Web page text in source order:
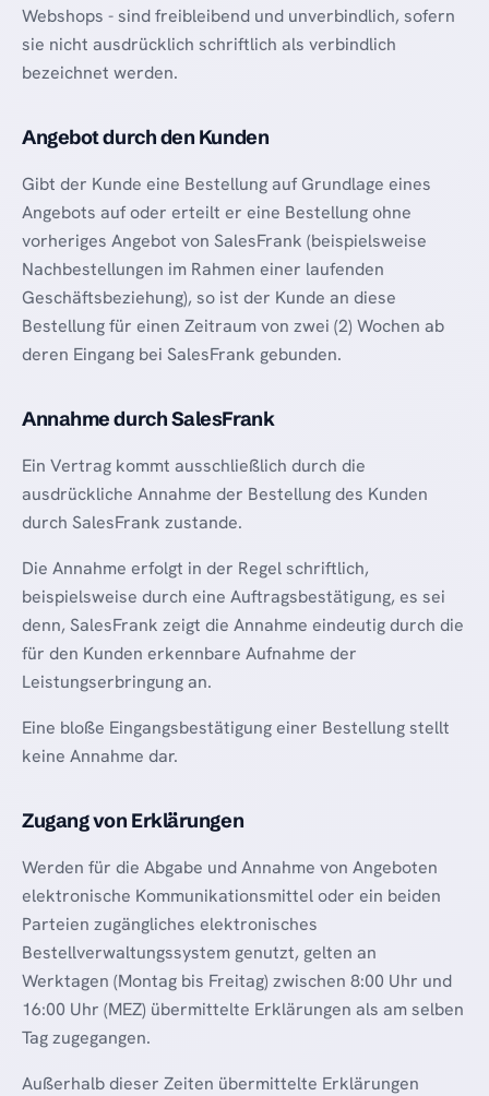
Webshops - sind freibleibend und unverbindlich, sofern
sie nicht ausdrücklich schriftlich als verbindlich
bezeichnet werden.
Angebot durch den Kunden
Gibt der Kunde eine Bestellung auf Grundlage eines
Angebots auf oder erteilt er eine Bestellung ohne
vorheriges Angebot von SalesFrank (beispielsweise
Nachbestellungen im Rahmen einer laufenden
Geschäftsbeziehung), so ist der Kunde an diese
Bestellung für einen Zeitraum von zwei (2) Wochen ab
deren Eingang bei SalesFrank gebunden.
Annahme durch SalesFrank
Ein Vertrag kommt ausschließlich durch die
ausdrückliche Annahme der Bestellung des Kunden
durch SalesFrank zustande.
Die Annahme erfolgt in der Regel schriftlich,
beispielsweise durch eine Auftragsbestätigung, es sei
denn, SalesFrank zeigt die Annahme eindeutig durch die
für den Kunden erkennbare Aufnahme der
Leistungserbringung an.
Eine bloße Eingangsbestätigung einer Bestellung stellt
keine Annahme dar.
Zugang von Erklärungen
Werden für die Abgabe und Annahme von Angeboten
elektronische Kommunikationsmittel oder ein beiden
Parteien zugängliches elektronisches
Bestellverwaltungssystem genutzt, gelten an
Werktagen (Montag bis Freitag) zwischen 8:00 Uhr und
16:00 Uhr (MEZ) übermittelte Erklärungen als am selben
Tag zugegangen.
Außerhalb dieser Zeiten übermittelte Erklärungen